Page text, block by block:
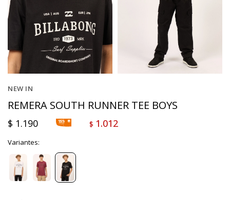
NEW IN
REMERA SOUTH RUNNER TEE BOYS
$ 1.190 $ 1.012
Variantes: